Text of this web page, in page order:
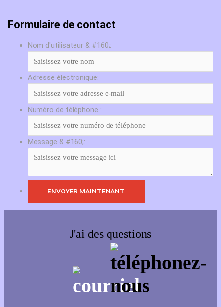
Formulaire de contact
Nom d'utilisateur & #160;:
Adresse électronique:
Numéro de téléphone :
Message & #160;:
J'ai des questions